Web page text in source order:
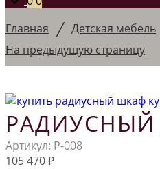
Главная / Детская мебель
На предыдущую страницу
Артикул: Р-008
105 470₽